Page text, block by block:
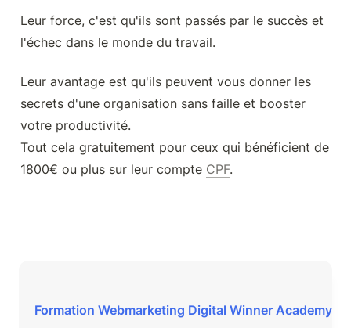
Leur force, c'est qu'ils sont passés par le succès et
l'échec dans le monde du travail.
Leur avantage est qu'ils peuvent vous donner les
secrets d'une organisation sans faille et booster
votre productivité.
Tout cela gratuitement pour ceux qui bénéficient de
1800€ ou plus sur leur compte CPF.
Formation Webmarketing Digital Winner Academy